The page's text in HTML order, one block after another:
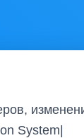
System|